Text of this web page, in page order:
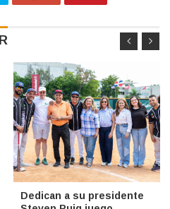
Dedican a su presidente